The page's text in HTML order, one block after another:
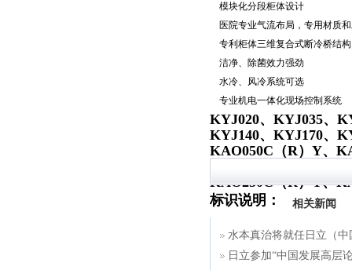
模块化分段柜体设计
医院专业气流布局，专用材质
专利柜体三维复合式断冷桥结构
洁净、除菌效力强劲
水冷、风冷系统可选
专业机电一体化现场控制系统
KYJ020、KYJ035、
KYJ140、KYJ170、
KAO050C（R）Y、
KAO250C（R）Y、
标识说明：
相关新闻
水本真治将就任日立（
日立参加“中国发展高层